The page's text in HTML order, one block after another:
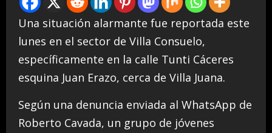
Una situación alarmante fue reportada este
lunes en el sector de Villa Consuelo,
específicamente en la calle Tunti Cáceres
esquina Juan Erazo, cerca de Villa Juana.
Según una denuncia enviada al WhatsApp de
Roberto Cavada, un grupo de jóvenes